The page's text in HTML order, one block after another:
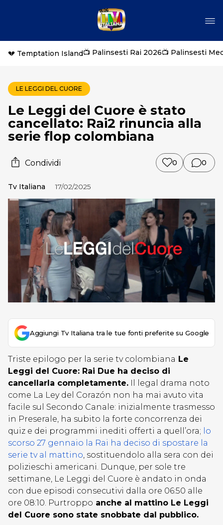
💔 Temptation Island📺 Palinsesti Rai 2026📺 Palinsesti
LE LEGGI DEL CUORE
Le Leggi del Cuore è stato
cancellato: Rai2 rinuncia alla
serie flop colombiana
Condividi 0 0
Tv Italiana 17/02/2025
Aggiungi Tv Italiana tra le tue fonti preferite su Google
Triste epilogo per la serie tv colombiana Le
Leggi del Cuore: Rai Due ha deciso di
cancellarla completamente. Il legal drama noto
come La Ley del Corazón non ha mai avuto vita
facile sul Secondo Canale: inizialmente trasmesso
in Preserale, ha subito la forte concorrenza dei
quiz e dei programmi inediti offerti a quell’ora; lo
scorso 27 gennaio la Rai ha deciso di spostare la
serie tv al mattino, sostituendolo alla sera con dei
polizieschi americani. Dunque, per sole tre
settimane, Le Leggi del Cuore è andato in onda
con due episodi consecutivi dalla ore 06:50 alle
ore 08:10. Purtroppo anche al mattino Le Leggi
del Cuore sono state snobbate dal pubblico.